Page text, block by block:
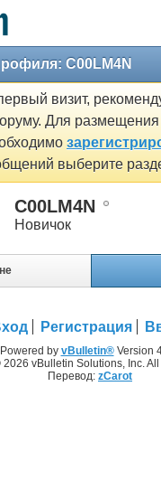
C00LM4N
визит,
Для размещения
выберите
C00LM4N
Новичок
Регистрация
Powered by vBulletin®Version
vBulletin Solutions, Inc.
Перевод: zCarot